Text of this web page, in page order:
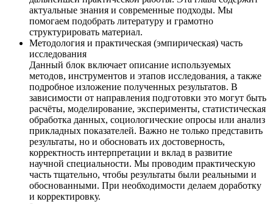
актуальные знания и современные подходы. Мы
помогаем подобрать литературу и грамотно
структурировать материал.
Методология и практическая (эмпирическая) часть
исследования
Данный блок включает описание используемых
методов, инструментов и этапов исследования, а также
подробное изложение полученных результатов. В
зависимости от направления подготовки это могут быть
расчёты, моделирование, эксперименты, статистическая
обработка данных, социологические опросы или анализ
прикладных показателей. Важно не только представить
результаты, но и обосновать их достоверность,
корректность интерпретации и вклад в развитие
научной специальности. Мы проводим практическую
часть тщательно, чтобы результаты были реальными и
обоснованными. При необходимости делаем доработку
и корректировку.